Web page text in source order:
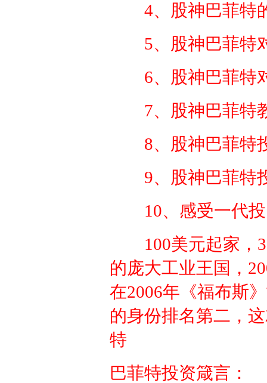
4、股神巴菲特
5、股神巴菲特
6、股神巴菲特
7、股神巴菲特
8、股神巴菲特
9、股神巴菲特
10、感受一代
100美元起家，
的庞大工业王国，
在2006年《福布斯
的身份排名第二，
特
巴菲特投资箴言：